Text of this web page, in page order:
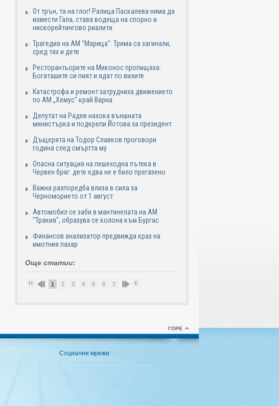
От трън, та на глог! Ралица Паскалева няма да
измести Гала, става водеща на спорно и
нискорейтингово риалити
Трагедия на АМ "Марица": Трима са загинали,
сред тях и дете
Ресторантьорите на Миконос пропищяха:
Богаташите си пият и ядат по вилите
Катастрофа и ремонт затрудниха движението
по АМ „Хемус" край Варна
Депутат на Радев нахока външната
министърка и подкрепи Йотова за президент
Дъщерята на Тодор Славков проговори
година след смъртта му
Опасна ситуация на пешеходна пътека в
Червен бряг: дете едва не е било прегазено
Важна разпоредба влиза в сила за
Черноморието от 1 август
Автомобил се заби в мантинелата на АМ
"Тракия", образува се колона към Бургас
Финансов анализатор предвижда крах на
имотния пазар
Още статии:
Н 1 2 3 4 5 6 7 8 9К
ГОРЕ
Социални мрежи